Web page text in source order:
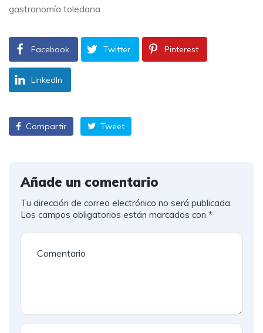
gastronomía toledana.
Facebook Twitter Pinterest
LinkedIn
Compartir Tweet
Añade un comentario
Tu dirección de correo electrónico no será publicada.
Los campos obligatorios están marcados con *